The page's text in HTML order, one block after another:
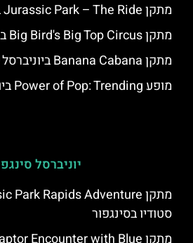
מתקן Jurassic Park – The Ride ביוניברסל יפן
מתקן Big Bird's Big Top Circus ביוניברסל יפן
מתקן Banana Cabana ביוניברסל יפן
מופע Power of Pop: Trending ביוניברסל יפן
יוניברסל
סטודיו בסינגפור